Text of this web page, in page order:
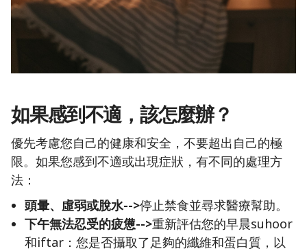
如果感到不適，該怎麼辦？
優先考慮您自己的健康和安全，不要超出自己的極
限。如果您感到不適或出現症狀，有不同的處理方
法：
頭暈、虛弱或脫水-->停止禁食並尋求醫療幫助。
下午無法忍受的疲憊-->重新評估您的早晨suhoor
和iftar：您是否攝取了足夠的纖維和蛋白質，以